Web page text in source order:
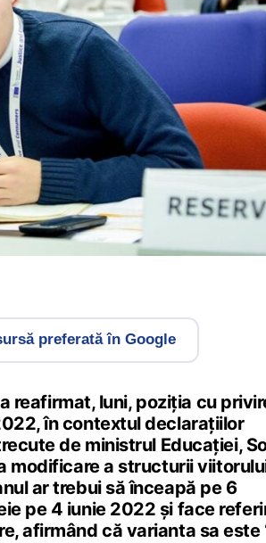
preferată în Google
reafirmat, luni, poziția cu
în contextul declarațiilor
de ministrul Educației,
modificare a structurii
ar trebui să înceapă pe 6
pe 4 iunie 2022 și face
afirmând că varianta sa este